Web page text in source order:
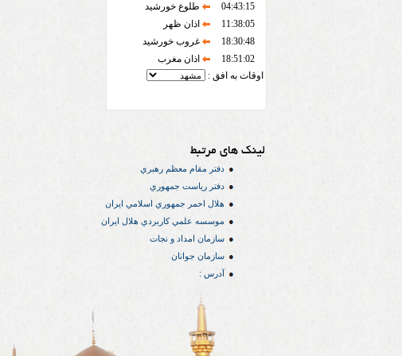
04:43:15
طلوع خورشید
11:38:05
اذان ظهر
18:30:48
غروب خورشید
18:51:02
اذان مغرب
اوقات به افق :
لینک های مرتبط
دفتر مقام معظم رهبري
دفتر رياست جمهوري
هلال احمر جمهوري اسلامي ايران
موسسه علمي كاربردي هلال ایران
سازمان امداد و نجات
سازمان جوانان
آدرس :